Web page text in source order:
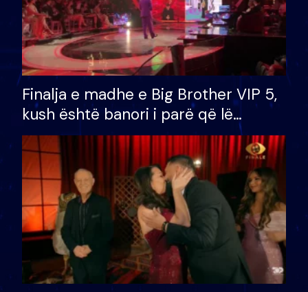
Finalja e madhe e Big Brother VIP 5,
kush është banori i parë që lë
shtëpinë dhe humb mundësinë për
të fituar çmimin e madh